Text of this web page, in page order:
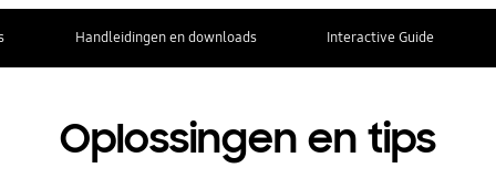
Handleidingen en downloads Interactive Guide
Oplossingen en tips